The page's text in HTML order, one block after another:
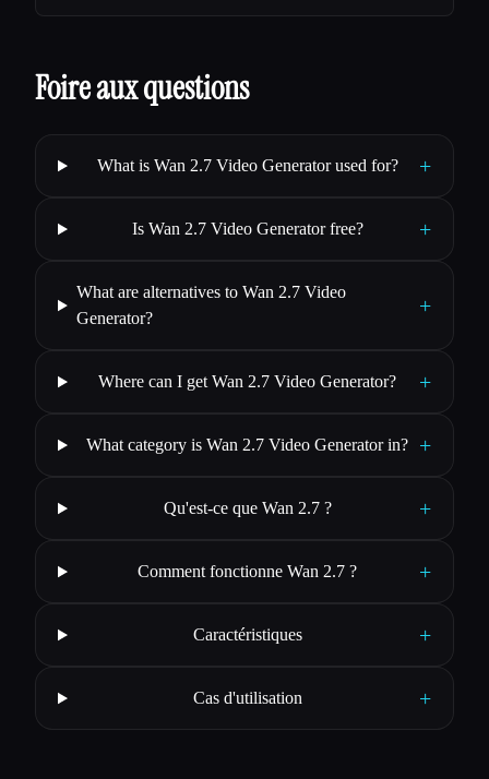
Foire aux questions
What is Wan 2.7 Video Generator used for? +
Is Wan 2.7 Video Generator free? +
What are alternatives to Wan 2.7 Video
Generator?
+
Where can I get Wan 2.7 Video Generator? +
What category is Wan 2.7 Video Generator in? +
Qu'est-ce que Wan 2.7 ? +
Comment fonctionne Wan 2.7 ? +
Caractéristiques +
Cas d'utilisation +